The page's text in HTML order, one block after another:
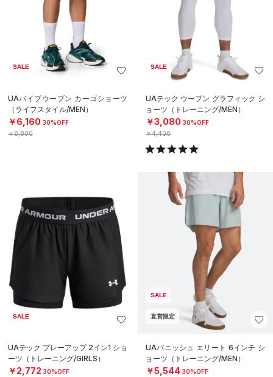
SALE
UAバイブウーブン カーゴショーツ
（ライフスタイル/MEN）
￥6,160 30%OFF
￥8,800
SALE
UAテック ウーブン グラフィック シ
ョーツ（トレーニング/MEN）
￥3,080 30%OFF
￥4,400
SALE
UAテック プレーアップ 2イン1 ショ
ーツ（トレーニング/GIRLS）
￥2,772 30%OFF
SALE
直営限定
UAバニッシュ エリート 6インチ シ
ョーツ（トレーニング/MEN）
￥5,54430%OFF